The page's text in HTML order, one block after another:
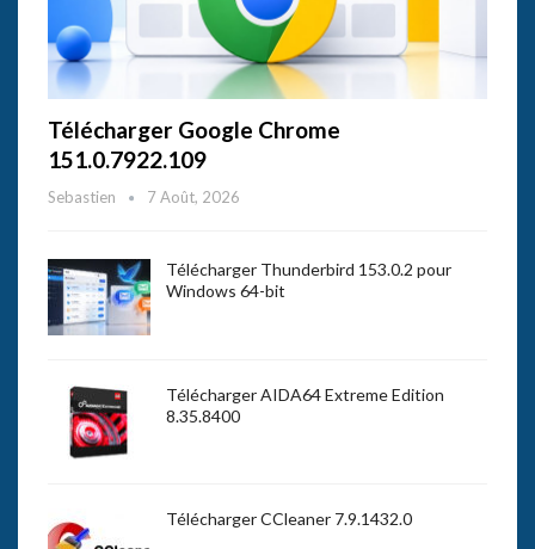
Télécharger Google Chrome
151.0.7922.109
Sebastien 7 Août, 2026
Télécharger Thunderbird 153.0.2 pour
Windows 64-bit
Télécharger AIDA64 Extreme Edition
8.35.8400
Télécharger CCleaner 7.9.1432.0